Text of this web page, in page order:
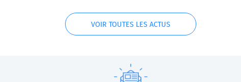
VOIR TOUTES LES ACTUS